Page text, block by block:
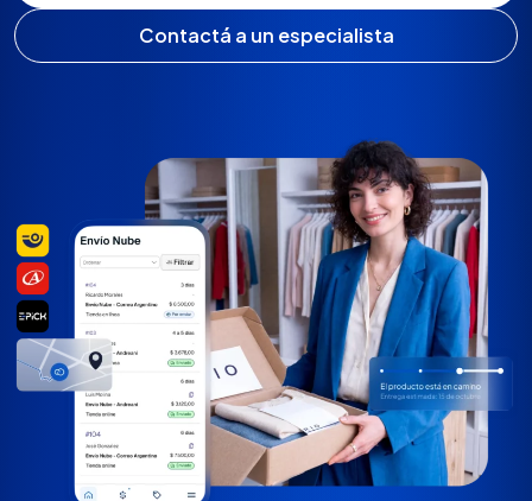
Contactá a un especialista